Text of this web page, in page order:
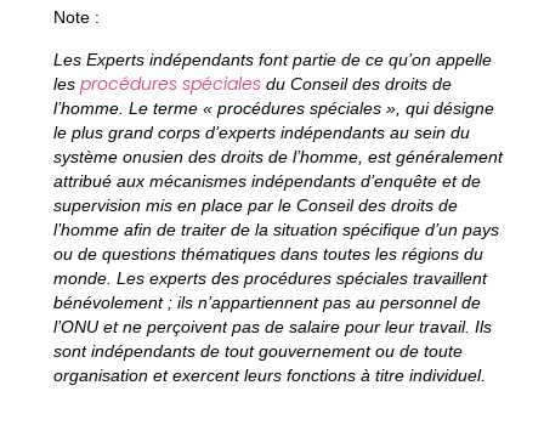
Note:
Les Experts indépendants font partie de ce qu’on appelle
les procédures spécialesdu Conseil des droits de
l’homme. Le terme « procédures spéciales », qui désigne
le plus grand corps d’experts indépendants au sein du
système onusien des droits de l’homme, est généralement
attribué aux mécanismes indépendants d’enquête et de
supervision mis en place par le Conseil des droits de
l’homme afin de traiter de la situation spécifique d’un pays
ou de questions thématiques dans toutes les régions du
monde. Les experts des procédures spéciales travaillent
bénévolement ; ils n’appartiennent pas au personnel de
l’ONU et ne perçoivent pas de salaire pour leur travail. Ils
sont indépendants de tout gouvernement ou de toute
organisation et exercent leurs fonctions à titre individuel.